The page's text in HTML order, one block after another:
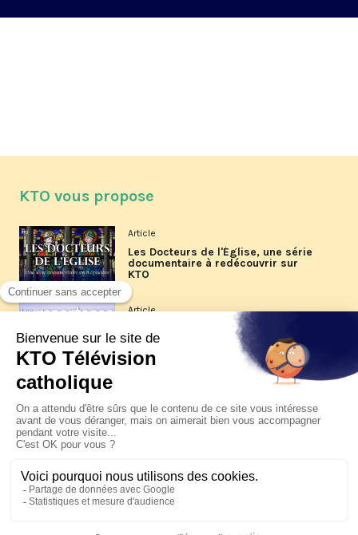
KTO vous propose
Article
Les Docteurs de l'Église, une série
documentaire à redécouvrir sur
KTO
Article
Les reportages d'été 2026 de KTO
La visite pastorale du pape Léon
XIV à Assise à suivre sur KTO le
jeudi 6 août
Le pape en Uruguay, Argentine et
Pérou du 6 au 17 novembre 2026